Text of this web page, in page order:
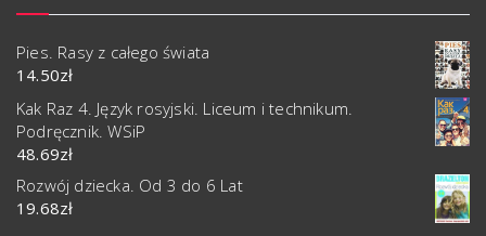
Pies. Rasy z całego świata
14.50zł
Kak Raz 4. Język rosyjski. Liceum i technikum.
Podręcznik. WSiP
48.69zł
Rozwój dziecka. Od 3 do 6 Lat
19.68zł